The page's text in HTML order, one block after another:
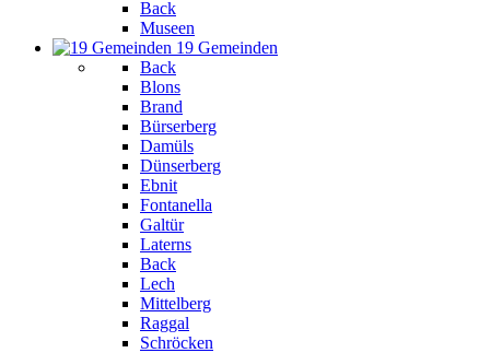
Back
Museen
19 Gemeinden
Back
Blons
Brand
Bürserberg
Damüls
Dünserberg
Ebnit
Fontanella
Galtür
Laterns
Back
Lech
Mittelberg
Raggal
Schröcken